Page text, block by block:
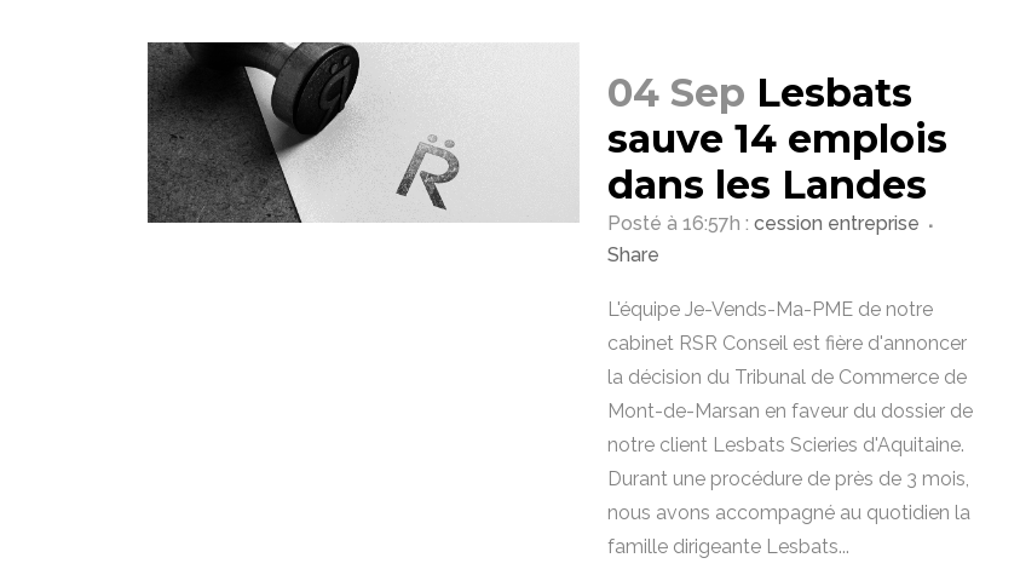
04 Sep Lesbats
sauve 14 emplois
dans les Landes
Posté à 16:57h : cession entreprise
Share
L'équipe Je-Vends-Ma-PME de notre
cabinet RSR Conseil est fière d'annoncer
la décision du Tribunal de Commerce de
Mont-de-Marsan en faveur du dossier de
notre client Lesbats Scieries d'Aquitaine.
Durant une procédure de près de 3 mois,
nous avons accompagné au quotidien la
famille dirigeante Lesbats...